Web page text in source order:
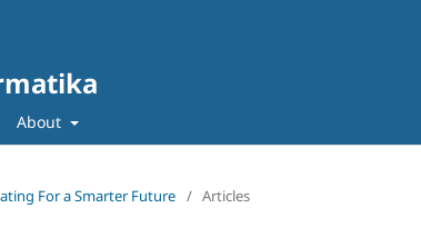
About
For a Smarter Future / Articles